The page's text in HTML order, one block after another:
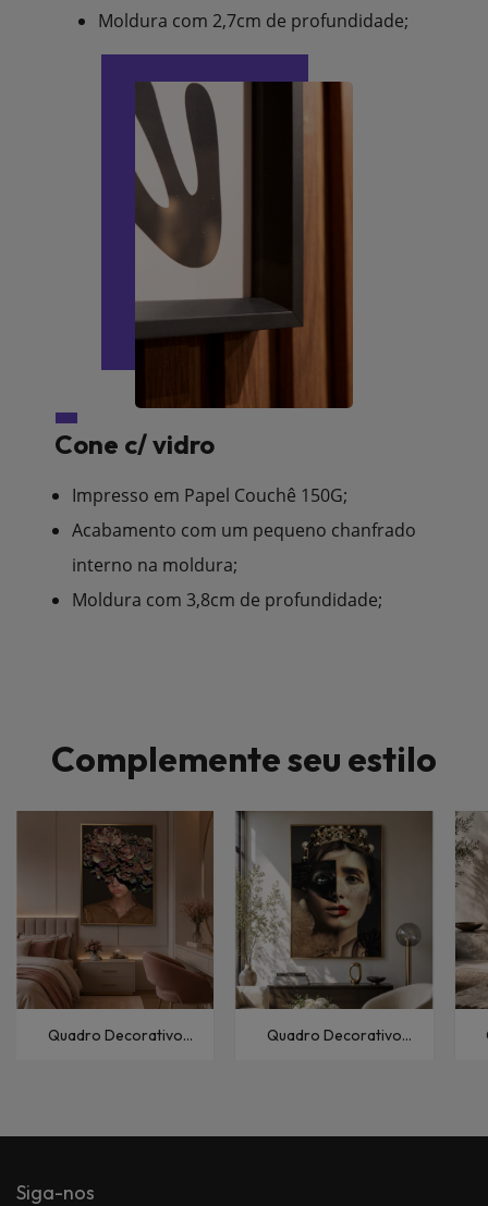
Moldura com 2,7cm de profundidade;
Cone c/ vidro
Impresso em Papel Couchê 150G;
Acabamento com um pequeno chanfrado
interno na moldura;
Moldura com 3,8cm de profundidade;
Complemente seu estilo
Quadro Decorativo
Quadro Decorativo
Siga-nos